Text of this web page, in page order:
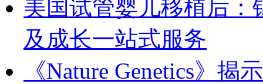
美国试管婴儿移植后
及成长一站式服务
《Nature Genetics》